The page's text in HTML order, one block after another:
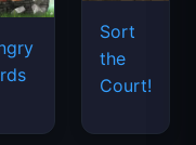
Sort
the
Court!